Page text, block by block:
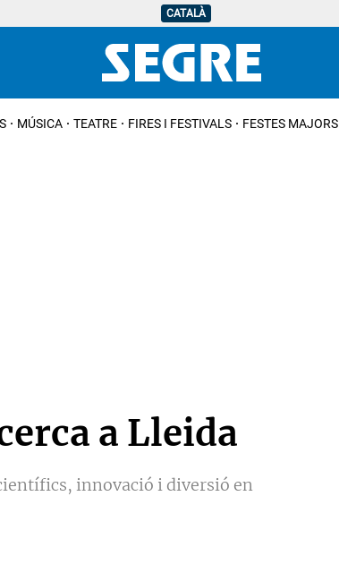
CATALÀ
MÚSICA TEATRE FIRES I FESTIVALS FESTES MAJORS
a Lleida
innovació i diversió en